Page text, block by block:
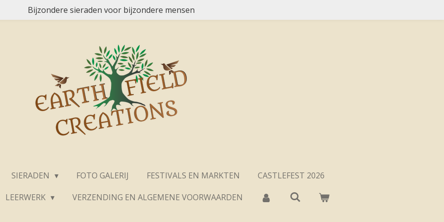
Bijzondere sieraden voor bijzondere mensen
SIERADEN FOTO GALERIJ FESTIVALS EN MARKTEN
CASTLEFEST 2026
LEERWERK VERZENDING EN ALGEMENE VOORWAARDEN